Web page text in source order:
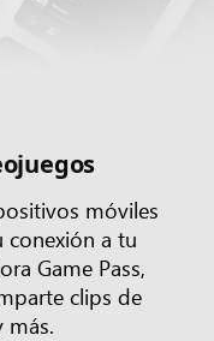
móviles
conexión a tu
Game Pass,
clips de
más.